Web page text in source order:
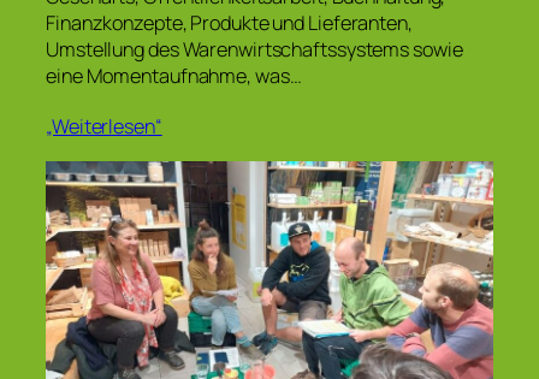
Finanzkonzepte, Produkte und Lieferanten,
Umstellung des Warenwirtschaftssystems sowie
eine Momentaufnahme, was…
„Weiterlesen“